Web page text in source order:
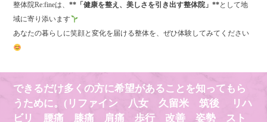
整体院Re:fineは、**「健康を整え、美しさを引き出す整体院」**として地
域に寄り添います
あなたの暮らしに笑顔と変化を届ける整体を、ぜひ体験してみてください
できるだけ多くの方に希望があることを知ってもら
うために。(リファイン 八女 久留米 筑後 リハ
ビリ 腰痛 膝痛 肩痛 歩行 改善 姿勢 スト